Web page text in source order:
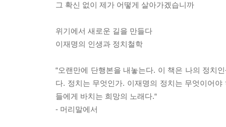
그 확신 없이 제가 어떻게 살아가겠습니까
위기에서 새로운 길을 만들다
이재명의 인생과 정치철학
“오랜만에 단행본을 내놓는다. 이 책은 나의 정치
다. 정치는 무엇인가. 이재명의 정치는 무엇이어
들에게 바치는 희망의 노래다.“
- 머리말에서